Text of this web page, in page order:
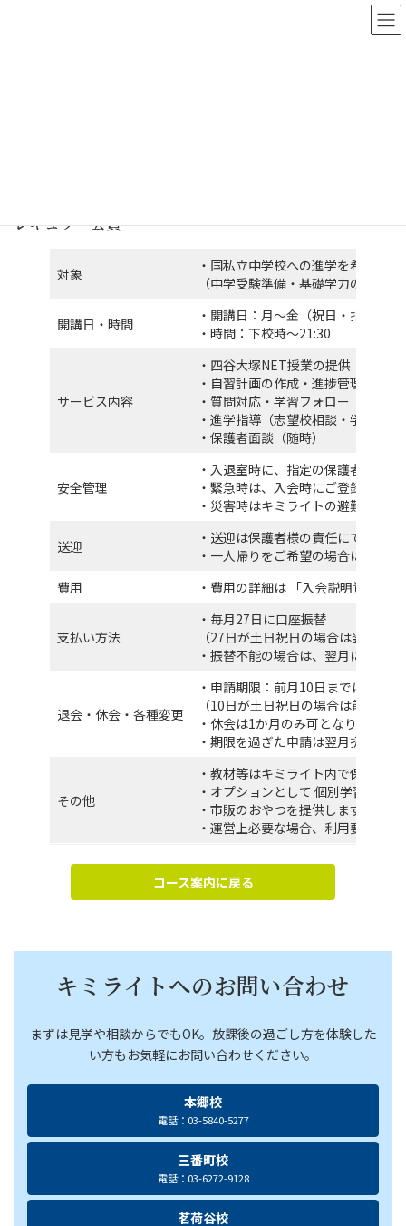
レギュラー会員
対象
・国私立中学校への進学を希望す
（中学受験準備・基礎学力の定着
開講日・時間
・開講日：月〜金（祝日・指定休校
・時間：下校時〜21:30
サービス内容
・四谷大塚NET授業の提供
・自習計画の作成・進捗管理
・質問対応・学習フォロー
・進学指導（志望校相談・学習戦略
・保護者面談（随時）
安全管理
・入退室時に、指定の保護者様メ
・緊急時は、入会時にご登録いた
・災害時はキミライトの避難マニ
送迎
・送迎は保護者様の責任にてお願い
・一人帰りをご希望の場合は、事
費用
・費用の詳細は 「入会説明資料」
支払い方法
・毎月27日に口座振替
（27日が土日祝日の場合は翌営業日
・振替不能の場合は、翌月に合算
退会・休会・各種変更
・申請期限：前月10日までに所定
（10日が土日祝日の場合は前営業日
・休会は1か月のみ可となります。
・期限を過ぎた申請は翌月扱いとな
その他
・教材等はキミライト内で保管可能
・オプションとして 個別学習指導
・市販のおやつを提供します。ア
・運営上必要な場合、利用要項を
コース案内に戻る
キミライトへのお問い合わせ
まずは見学や相談からでもOK。放課後の過ごし方を体験した
い方もお気軽にお問い合わせください。
本郷校
電話：03-5840-5277
三番町校
電話：03-6272-9128
茗荷谷校